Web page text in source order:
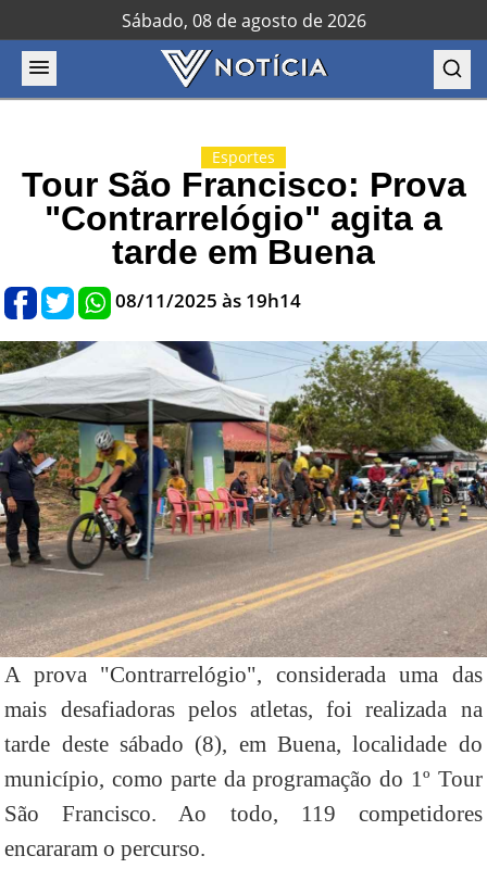
Sábado, 08 de agosto de 2026
Esportes
Tour São Francisco: Prova
"Contrarrelógio" agita a
tarde em Buena
08/11/2025 às 19h14
A prova "Contrarrelógio", considerada uma das
mais desafiadoras pelos atletas, foi realizada na
tarde deste sábado (8), em Buena, localidade do
município, como parte da programação do 1º Tour
São Francisco. Ao todo, 119 competidores
encararam o percurso.